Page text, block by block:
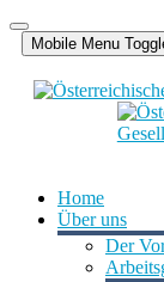
Mobile Menu
Home
Über uns
Der